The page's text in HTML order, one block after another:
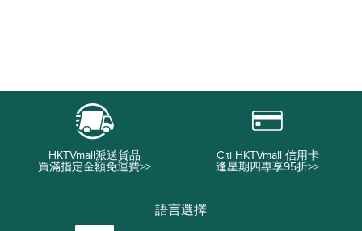
HKTVmall派送貨品
買滿指定金額免運費>>
Citi HKTVmall 信用卡
逢星期四專享95折>>
語言選擇